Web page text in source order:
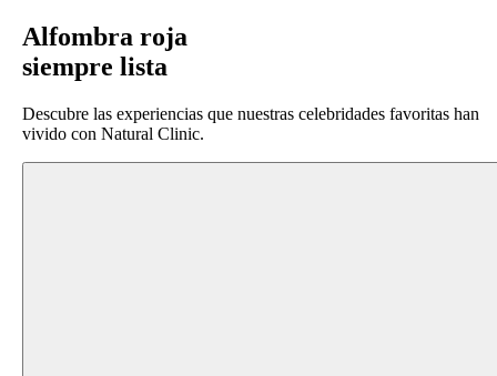
Alfombra roja
siempre lista
Descubre las experiencias que nuestras celebridades favoritas han
vivido con Natural Clinic.